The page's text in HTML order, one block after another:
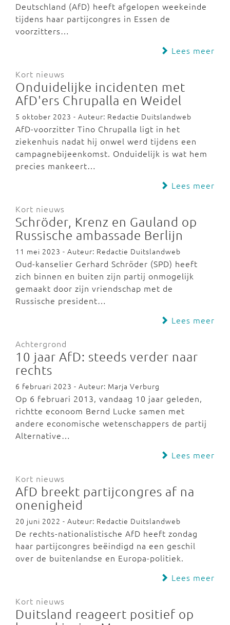
Deutschland (AfD) heeft afgelopen weekeinde
tijdens haar partijcongres in Essen de
voorzitters…
Lees meer
Kort nieuws
Onduidelijke incidenten met
AfD'ers Chrupalla en Weidel
5 oktober 2023 - Auteur: Redactie Duitslandweb
AfD-voorzitter Tino Chrupalla ligt in het
ziekenhuis nadat hij onwel werd tijdens een
campagnebijeenkomst. Onduidelijk is wat hem
precies mankeert…
Lees meer
Kort nieuws
Schröder, Krenz en Gauland op
Russische ambassade Berlijn
11 mei 2023 - Auteur: Redactie Duitslandweb
Oud-kanselier Gerhard Schröder (SPD) heeft
zich binnen en buiten zijn partij onmogelijk
gemaakt door zijn vriendschap met de
Russische president…
Lees meer
Achtergrond
10 jaar AfD: steeds verder naar
rechts
6 februari 2023 - Auteur: Marja Verburg
Op 6 februari 2013, vandaag 10 jaar geleden,
richtte econoom Bernd Lucke samen met
andere economische wetenschappers de partij
Alternative…
Lees meer
Kort nieuws
AfD breekt partijcongres af na
onenigheid
20 juni 2022 - Auteur: Redactie Duitslandweb
De rechts-nationalistische AfD heeft zondag
haar partijcongres beëindigd na een geschil
over de buitenlandse en Europa-politiek.
Lees meer
Kort nieuws
Duitsland reageert positief op